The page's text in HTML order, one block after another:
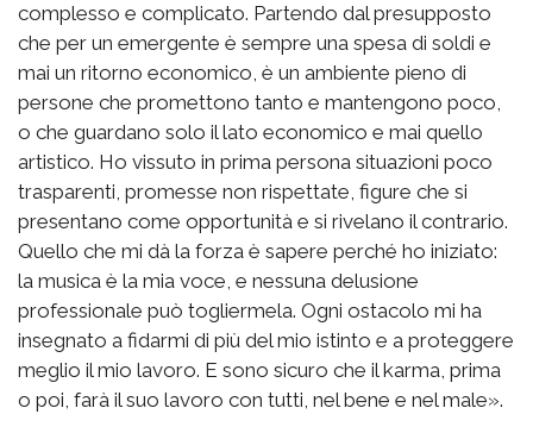
complesso e complicato. Partendo dal presupposto
che per un emergente è sempre una spesa di soldi e
mai un ritorno economico, è un ambiente pieno di
persone che promettono tanto e mantengono poco,
o che guardano solo il lato economico e mai quello
artistico. Ho vissuto in prima persona situazioni poco
trasparenti, promesse non rispettate, figure che si
presentano come opportunità e si rivelano il contrario.
Quello che mi dà la forza è sapere perché ho iniziato:
la musica è la mia voce, e nessuna delusione
professionale può togliermela. Ogni ostacolo mi ha
insegnato a fidarmi di più del mio istinto e a proteggere
meglio il mio lavoro. E sono sicuro che il karma, prima
o poi, farà il suo lavoro con tutti, nel bene e nel male».